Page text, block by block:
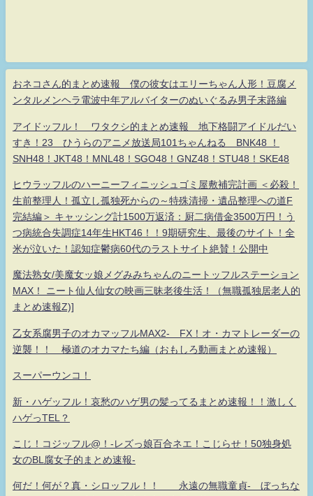
おネコさん的まとめ速報 僕の彼女はエリーちゃん人形！豆腐メ
ンタルメンヘラ電波中年アルバイターのぬいぐるみ男子末路編
アイドッフル！ ワタクシ的まとめ速報 地下格闘アイドルだい
すき！23 ひうらのアニメ放送局101ちゃんねる BNK48 ！
SNH48！JKT48！MNL48！SGO48！GNZ48！STU48！SKE48
ヒウラッフルのハーニーフィニッシュゴミ屋敷補完計画 ＜必殺！
生前整理人！孤立し孤独死からの～特殊清掃・遺品整理への道F
完結編＞ キャッシング計1500万返済：厨二病借金3500万円！う
つ病統合失調症14年生HKT46！！9期研究生、最後のサイト！全
米が泣いた！認知症鬱病60代のラストサイト絶賛！公開中
魔法熟女/美魔女ッ娘メグみみちゃんのニートッフルステーション
MAX！ ニート仙人仙女の映画三昧老後生活！（無職孤独居老人的
まとめ速報Z)]
乙女系腐男子のオカマッフルMAX2- FX！オ・カマトレーダーの
逆襲！！ 極道のオカマたち編（おもしろ動画まとめ速報）
スーパーウンコ！
新・ハゲッフル！哀愁のハゲ男の髪ってるまとめ速報！！激しく
ハゲっTEL？
こじ！コジッフル@！-レズっ娘百合ネエ！こじらせ！50独身処
女のBL腐女子的まとめ速報-
何だ！何が？真・シロッフル！！ 永遠の無職童貞- ぼっちな